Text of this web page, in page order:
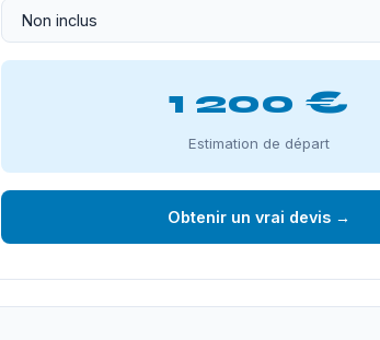
1 200 €
Estimation de départ
Obtenir un vrai devis →